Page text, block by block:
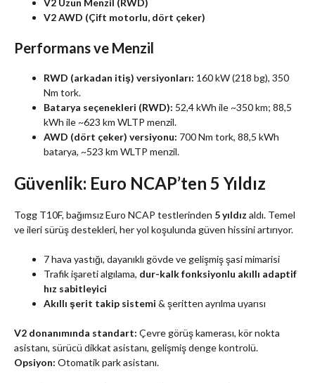
V2 Uzun Menzil (RWD)
V2 AWD (Çift motorlu, dört çeker)
Performans ve Menzil
RWD (arkadan itiş) versiyonları: 160 kW (218 bg), 350
Nm tork.
Batarya seçenekleri (RWD): 52,4 kWh ile ~350 km; 88,5
kWh ile ~623 km WLTP menzil.
AWD (dört çeker) versiyonu: 700 Nm tork, 88,5 kWh
batarya, ~523 km WLTP menzil.
Güvenlik: Euro NCAP’ten 5 Yıldız
Togg T10F, bağımsız Euro NCAP testlerinden 5 yıldız aldı. Temel
ve ileri sürüş destekleri, her yol koşulunda güven hissini artırıyor.
7 hava yastığı, dayanıklı gövde ve gelişmiş şasi mimarisi
Trafik işareti algılama, dur-kalk fonksiyonlu akıllı adaptif
hız sabitleyici
Akıllı şerit takip sistemi & şeritten ayrılma uyarısı
V2 donanımında standart: Çevre görüş kamerası, kör nokta
asistanı, sürücü dikkat asistanı, gelişmiş denge kontrolü.
Opsiyon: Otomatik park asistanı.